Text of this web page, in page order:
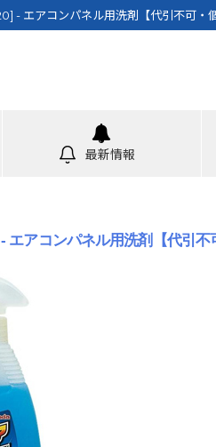
- エアコンパネル用洗剤【代引不可・
最新情報
アコンパネル用洗剤【代引不